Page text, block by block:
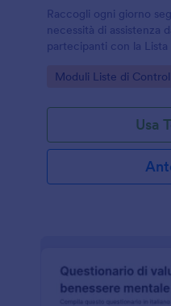
Raccogli ogni giorno
necessità di assistenza
partecipanti con la
dati rapida e coerente.
Go to Category:
Moduli Liste di
Usa